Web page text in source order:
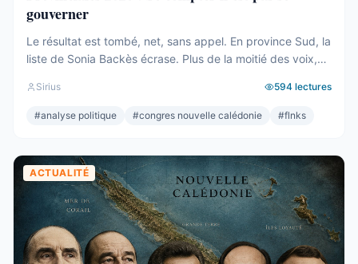
gouverner
Le résultat est tombé, net, sans appel. En province Sud, la
liste de Sonia Backès écrase. Plus de la moitié des voix,
pulvérisée, le centre rayé de la carte. On parlera de raz-
de-marée, et le mot, pour une fois, ne sera pas exagéré.
Sirius 594 lectures
#analyse politique #congres nouvelle calédonie #flnks
ACTUALITÉ